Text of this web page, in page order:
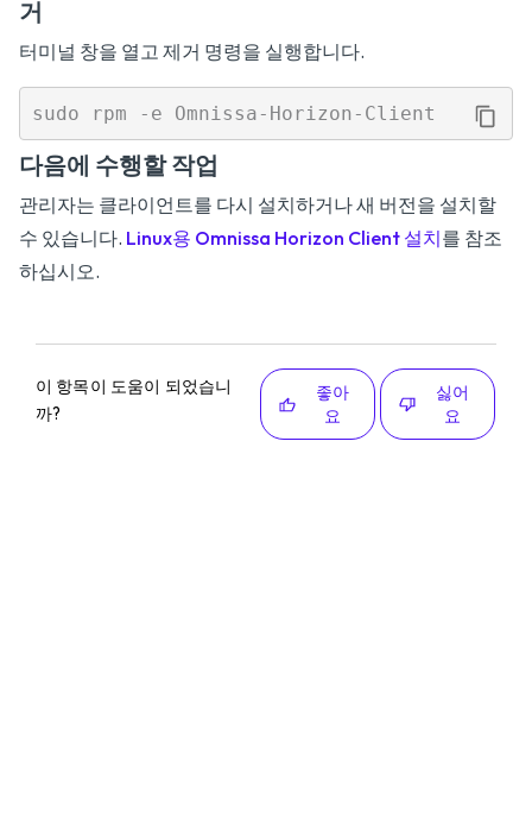
거
터미널 창을 열고 제거 명령을 실행합니다.
다음에 수행할 작업
관리자는 클라이언트를 다시 설치하거나 새 버전을 설치할
수 있습니다. Linux용 Omnissa Horizon Client 설치를 참조
하십시오.
이 항목이 도움이 되었습니
까?
좋아
요
싫어
요